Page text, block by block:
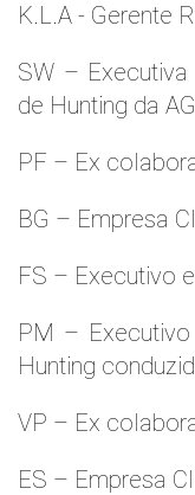
K.L.A - Gerente
SW –
de Hunting da
PF – Ex
BG – Empresa
FS – Executivo
PM –
Hunting
VP – Ex
ES – Empresa